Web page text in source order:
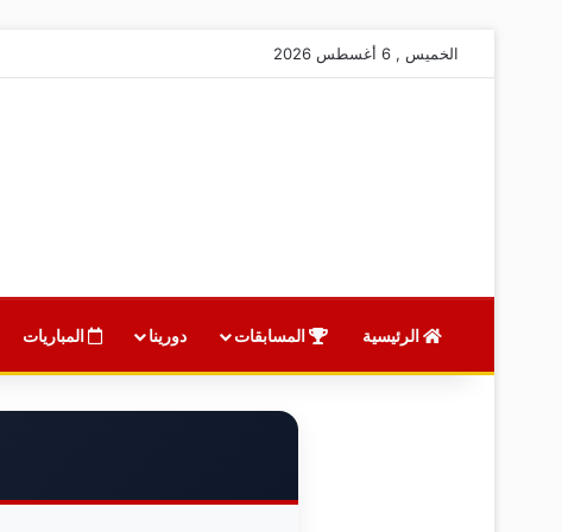
الخميس , 6 أغسطس 2026
الرئيسية المسابقات دورينا المباريات